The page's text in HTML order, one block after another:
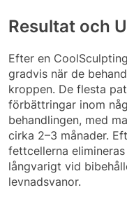
Resultat och
Efter en
gradvis när de
kroppen. De flesta
förbättringar inom
behandlingen, med
cirka 2–3 månader.
fettcellerna
långvarigt vid
levnadsvanor.